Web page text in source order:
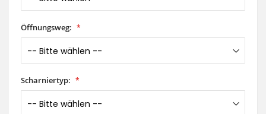
Öffnungsweg:
Scharniertyp: